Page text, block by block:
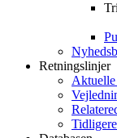
Retningslinjer